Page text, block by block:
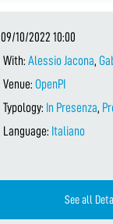
09/10/2022 10:00
With: Alessio Jacona,
Venue: OpenPI
Typology: In Presenza,
Language: Italiano
See all